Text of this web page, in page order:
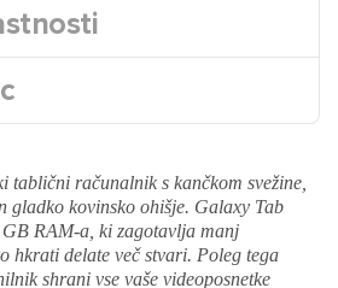
tablični računalnik s kančkom svežine,
gladko kovinsko ohišje. Galaxy Tab
RAM-a, ki zagotavlja manj
hkrati delate več stvari. Poleg tega
shrani vse vaše videoposnetke